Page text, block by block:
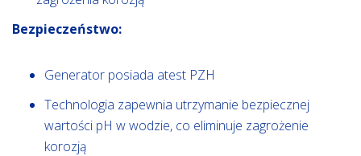
Bezpieczeństwo:
Generator posiada atest PZH
Technologia zapewnia utrzymanie bezpiecznej
wartości pH w wodzie, co eliminuje zagrożenie
korozją